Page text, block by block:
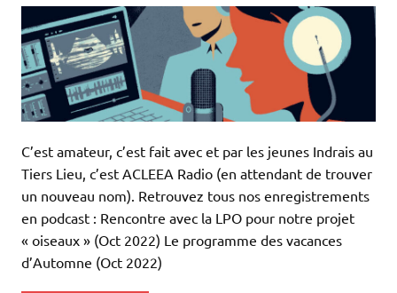
C’est amateur, c’est fait avec et par les jeunes Indrais au
Tiers Lieu, c’est ACLEEA Radio (en attendant de trouver
un nouveau nom). Retrouvez tous nos enregistrements
en podcast : Rencontre avec la LPO pour notre projet
« oiseaux » (Oct 2022) Le programme des vacances
d’Automne (Oct 2022)